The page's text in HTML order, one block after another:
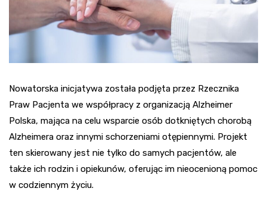
Nowatorska inicjatywa została podjęta przez Rzecznika
Praw Pacjenta we współpracy z organizacją Alzheimer
Polska, mająca na celu wsparcie osób dotkniętych chorobą
Alzheimera oraz innymi schorzeniami otępiennymi. Projekt
ten skierowany jest nie tylko do samych pacjentów, ale
także ich rodzin i opiekunów, oferując im nieocenioną pomoc
w codziennym życiu.